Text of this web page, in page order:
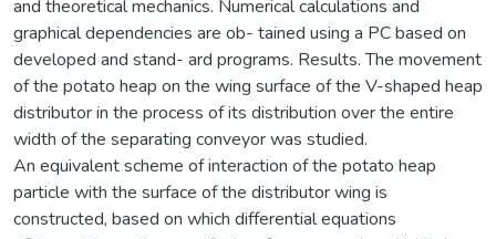
and theoretical mechanics. Numerical calculations and
graphical dependencies are ob- tained using a PC based on
developed and stand- ard programs. Results. The movement
of the potato heap on the wing surface of the V-shaped heap
distributor in the process of its distribution over the entire
width of the separating conveyor was studied.
An equivalent scheme of interaction of the potato heap
particle with the surface of the distributor wing is
constructed, based on which differential equations